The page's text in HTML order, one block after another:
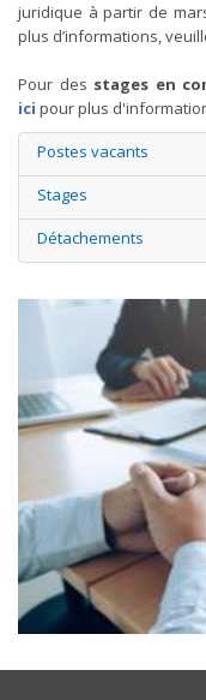
juridique à partir de
plus d’informations,
Pour des stages en
ici pour plus
Postes vacants
Stages
Détachements